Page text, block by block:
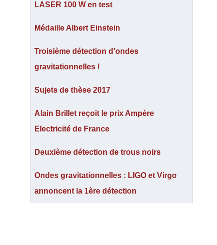
LASER 100 W en test
Médaille Albert Einstein
Troisième détection d’ondes
gravitationnelles !
Sujets de thèse 2017
Alain Brillet reçoit le prix Ampère
Electricité de France
Deuxième détection de trous noirs
Ondes gravitationnelles : LIGO et Virgo
annoncent la 1ère détection